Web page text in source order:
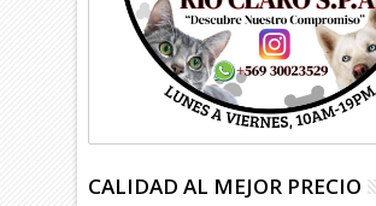
CALIDAD AL MEJOR PRECIO